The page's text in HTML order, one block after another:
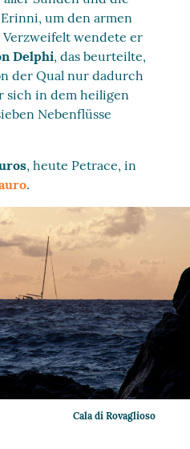
um den armen
Verzweifelt wendete er
Delphi, das beurteilte,
der Qual nur dadurch
sich in dem heiligen
Nebenflüsse
, heute Petrace, in
.
Cala di Rovaglioso